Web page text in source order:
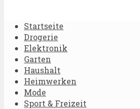
Startseite
Drogerie
Elektronik
Garten
Haushalt
Heimwerken
Mode
Sport & Freizeit